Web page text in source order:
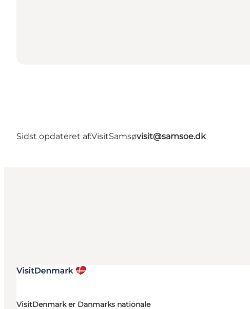
Sidst opdateret af:VisitSamsøvisit@samsoe.dk
VisitDenmark er Danmarks nationale